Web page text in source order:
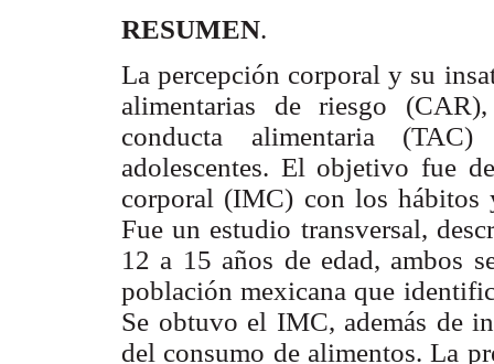
RESUMEN.
La percepción corporal y su
alimentarias de riesgo
conducta alimentaria
adolescentes. El objetivo fue
corporal (IMC) con los hábitos
Fue un estudio transversal,
12 a 15 años de edad, ambos
población mexicana que
Se obtuvo el IMC, además de
del consumo de alimentos. La